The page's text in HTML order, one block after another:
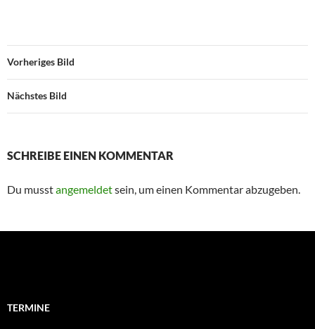
Vorheriges Bild
Nächstes Bild
SCHREIBE EINEN KOMMENTAR
Du musstangemeldetsein, um einen Kommentar abzugeben.
TERMINE